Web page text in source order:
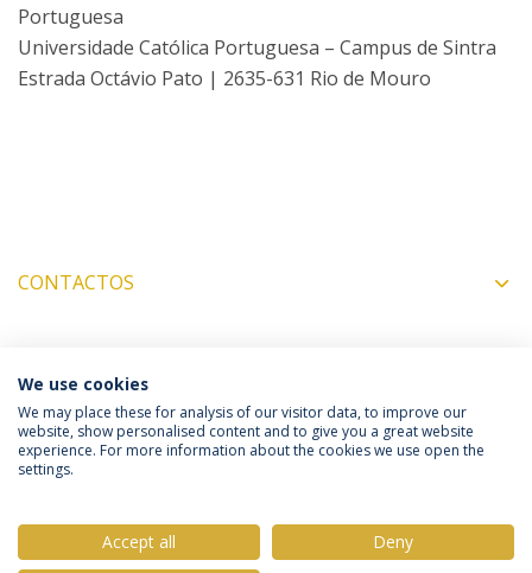
Portuguesa
Universidade Católica Portuguesa – Campus de Sintra
Estrada Octávio Pato | 2635-631 Rio de Mouro
CONTACTOS
COORDENADORES
Política de Privacidade
Termos & Condições
We use cookies
We may place these for analysis of our visitor data, to improve our
website, show personalised content and to give you a great website
experience. For more information about the cookies we use open the
settings.
Accept all Deny